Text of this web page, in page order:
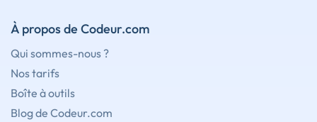
À propos de Codeur.com
Qui sommes-nous ?
Nos tarifs
Boîte à outils
Blog de Codeur.com